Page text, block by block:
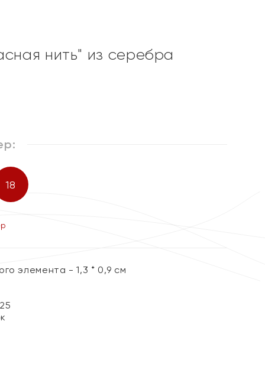
нить" из серебра
18
элемента - 1,3 * 0,9 см